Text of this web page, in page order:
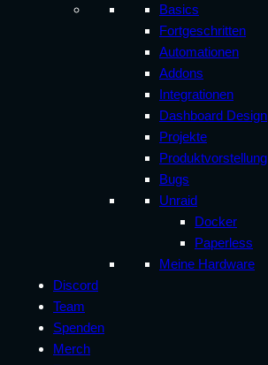
Basics
Fortgeschritten
Automationen
Addons
Integrationen
Dashboard Design
Projekte
Produktvorstellung
Bugs
Unraid
Docker
Paperless
Meine Hardware
Discord
Team
Spenden
Merch